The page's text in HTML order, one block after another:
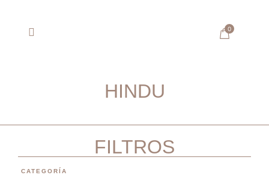
0
HINDU
FILTROS
CATEGORÍA